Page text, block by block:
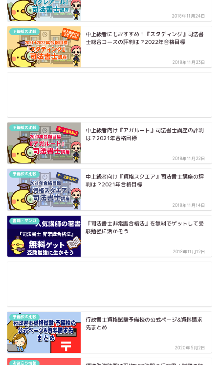
2018年11月24日
予備校の比較
中上級者にもおすすめ！『スタディング』司法書
士総合コースの評判は？2022年合格目標
2018年11月23日
予備校の比較
中上級者向け『アガルート』司法書士講座の評判
は？2021年合格目標
2018年11月22日
予備校の比較
中上級者向け『資格スクエア』司法書士講座の評
判は？2021年合格目標
2018年11月14日
書籍・マンガ
『司法書士非常識合格法』を無料でゲットして受
験勉強に活かそう
2018年11月12日
予備校の比較
行政書士資格試験予備校の公式ページ&資料請求
先まとめ
2020年5月2日
お役立ち情報